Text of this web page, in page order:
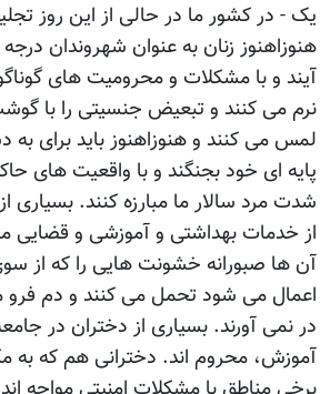
یک - در کشور ما در حالی از این روز
هنوزاهنوز زنان به عنوان شهروندان
آیند و با مشکلات و محرومیت های
نرم می کنند و تبعیض جنسیتی را با
لمس می کنند و هنوزاهنوز باید برای
پایه ای خود بجنگند و با واقعیت های
شدت مرد سالار ما مبارزه کنند. بسیاری
از خدمات بهداشتی و آموزشی و قضایی
آن ها صبورانه خشونت هایی را که از
اعمال می شود تحمل می کنند و دم فرو
در نمی آورند. بسیاری از دختران در
آموزش، محروم اند. دخترانی هم که به